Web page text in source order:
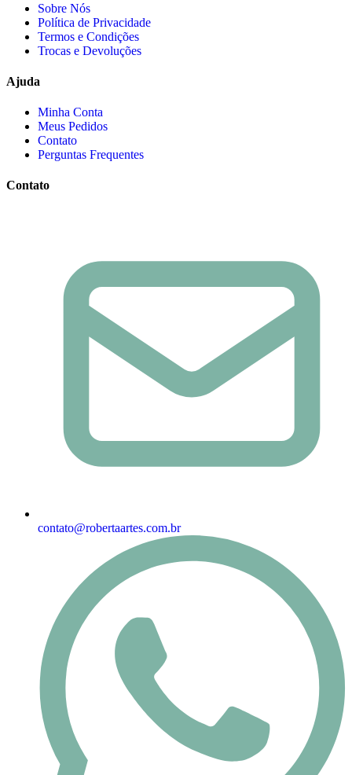
Sobre Nós
Política de Privacidade
Termos e Condições
Trocas e Devoluções
Ajuda
Minha Conta
Meus Pedidos
Contato
Perguntas Frequentes
Contato
contato@robertaartes.com.br